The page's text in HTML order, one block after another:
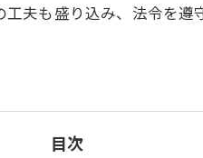
夫も盛り込み、法令を
目次